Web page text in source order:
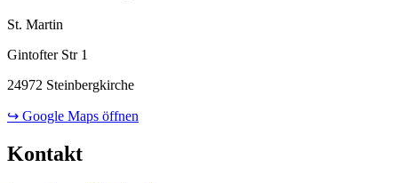
St. Martin
Gintofter Str 1
24972 Steinbergkirche
↪ Google Maps öffnen
Kontakt